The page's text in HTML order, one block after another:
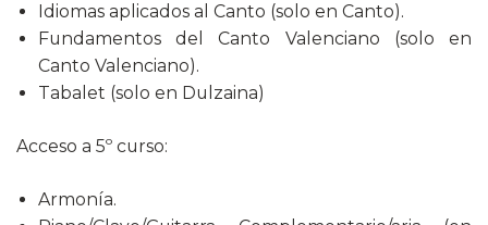
Idiomas aplicados al Canto (solo en Canto).
Fundamentos del Canto Valenciano (solo en
Canto Valenciano).
Tabalet (solo en Dulzaina)
Acceso a 5º curso:
Armonía.